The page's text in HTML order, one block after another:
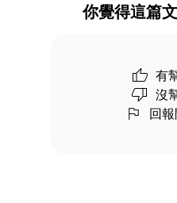
你覺得這篇
有
沒
回